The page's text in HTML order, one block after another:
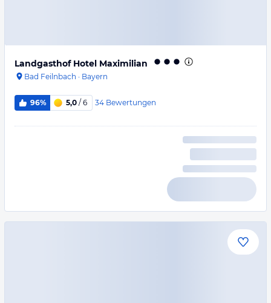
Landgasthof Hotel Maximilian
Bad Feilnbach · Bayern
96% 5,0 / 6 34 Bewertungen